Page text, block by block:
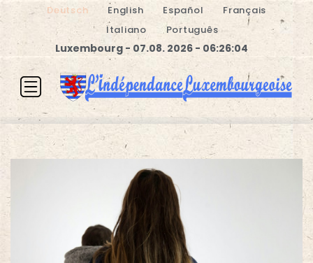
Deutsch English Español
Français
Italiano
Português
Luxembourg - 07.08. 2026 - 06:26:05